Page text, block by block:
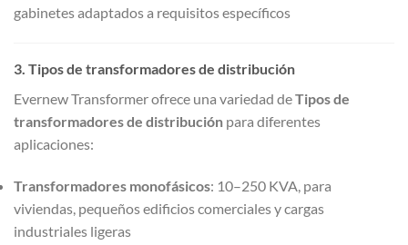
gabinetes adaptados a requisitos específicos
3. Tipos de transformadores de distribución
Evernew Transformer ofrece una variedad deTipos de
transformadores de distribución para diferentes
aplicaciones:
Transformadores monofásicos: 10–250 KVA, para
viviendas, pequeños edificios comerciales y cargas
industriales ligeras